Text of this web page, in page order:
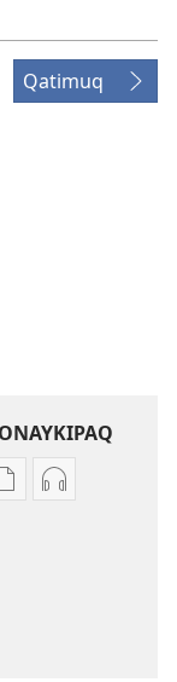
Qatimuq
Kaypi Kaypin